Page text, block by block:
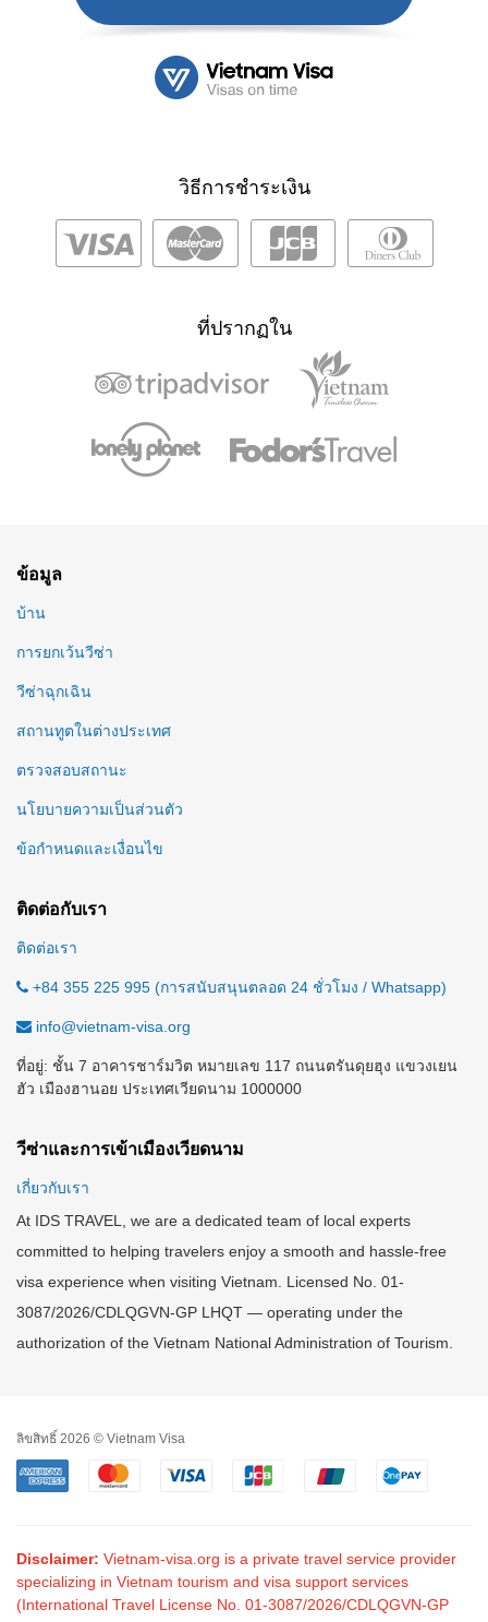
วิธีการชำระเงิน
ที่ปรากฏใน
ข้อมูล
บ้าน
การยกเว้นวีซ่า
วีซ่าฉุกเฉิน
สถานทูตในต่างประเทศ
ตรวจสอบสถานะ
นโยบายความเป็นส่วนตัว
ข้อกำหนดและเงื่อนไข
ติดต่อกับเรา
ติดต่อเรา
+84 355 225 995 (การสนับสนุนตลอด 24 ชั่วโมง / Whatsapp)
info@vietnam-visa.org
ที่อยู่: ชั้น 7 อาคารชาร์มวิต หมายเลข 117 ถนนตรันดุยฮุง แขวงเยน
ฮัว เมืองฮานอย ประเทศเวียดนาม 1000000
วีซ่าและการเข้าเมืองเวียดนาม
เกี่ยวกับเรา
At IDS TRAVEL, we are a dedicated team of local experts
committed to helping travelers enjoy a smooth and hassle-free
visa experience when visiting Vietnam. Licensed No. 01-
3087/2026/CDLQGVN-GP LHQT — operating under the
authorization of the Vietnam National Administration of Tourism.
ลิขสิทธิ์ 2026 © Vietnam Visa
Disclaimer: Vietnam-visa.org is a private travel service provider
specializing in Vietnam tourism and visa support services
(International Travel License No. 01-3087/2026/CDLQGVN-GP